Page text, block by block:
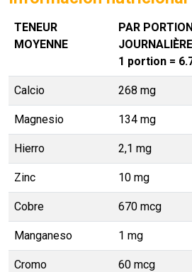
TENEUR
MOYENNE
PAR
JOURNALIÈRE
1 portion =
Calcio 268 mg
Magnesio 134 mg
Hierro 2,1 mg
Zinc 10 mg
Cobre 670 mcg
Manganeso 1 mg
Cromo 60 mcg